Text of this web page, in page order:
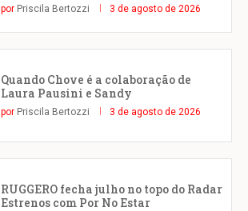
por Priscila Bertozzi 3 de agosto de 2026
Quando Chove é a colaboração de
Laura Pausini e Sandy
por Priscila Bertozzi 3 de agosto de 2026
RUGGERO fecha julho no topo do Radar
Estrenos com Por No Estar